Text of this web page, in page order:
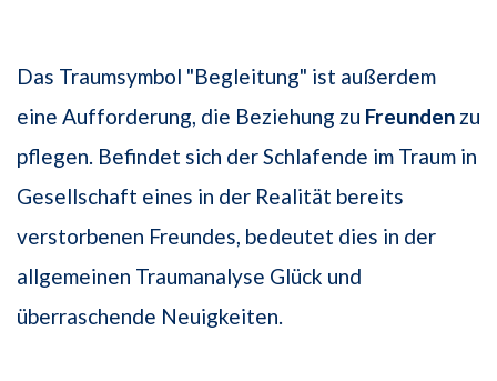
Das Traumsymbol "Begleitung" ist außerdem
eine Aufforderung, die Beziehung zu Freunden zu
pflegen. Befindet sich der Schlafende im Traum in
Gesellschaft eines in der Realität bereits
verstorbenen Freundes, bedeutet dies in der
allgemeinen Traumanalyse Glück und
überraschende Neuigkeiten.